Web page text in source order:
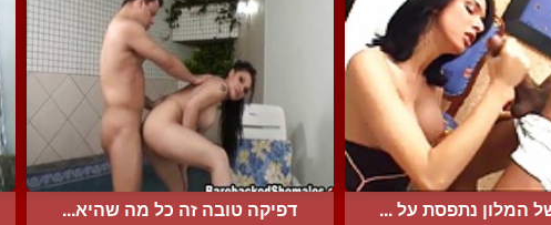
המלון נתפסת על ... דפיקה טובה זה כל מה שהיא...